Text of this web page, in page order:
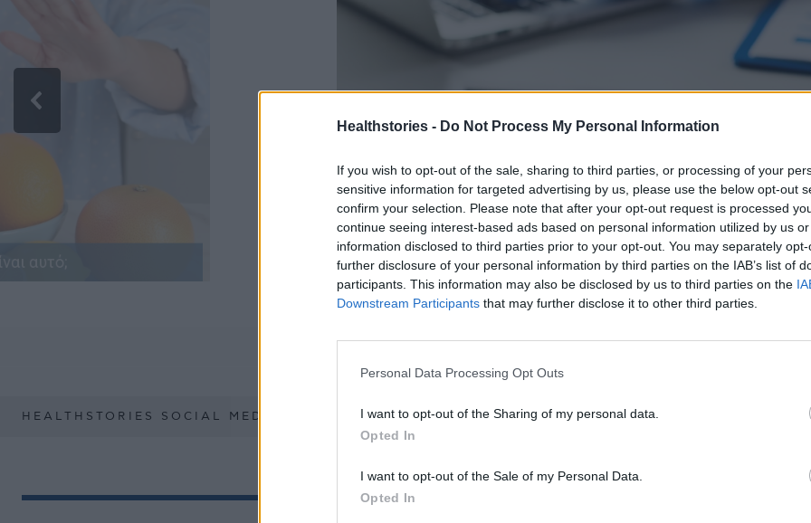
Healthstories - Do Not Process My Personal Information
If you wish to opt-out of the sale, sharing to third parties, or processing of your
sensitive information for targeted advertising by us, please use the below opt-out
confirm your selection. Please note that after your opt-out request is processed
continue seeing interest-based ads based on personal information utilized by us
information disclosed to third parties prior to your opt-out. You may separately
further disclosure of your personal information by third parties on the IAB’s list of
participants. This information may also be disclosed by us to third parties on the
Downstream Participants that may further disclose it to other third parties.
Personal Data Processing Opt Outs
I want to opt-out of the Sharing of my personal data.
Opted In
I want to opt-out of the Sale of my Personal Data.
Opted In
Νέο «ψηφιακό ραντάρ» για τις ιώσεις: Ο ΕΟΔΥ
επιστρατεύει τους πολίτες
HEALTHSTORIES SOCIAL MEDIA